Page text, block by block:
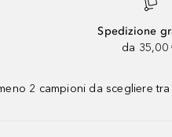
Spedizione
da 35,00
2 campioni da scegliere